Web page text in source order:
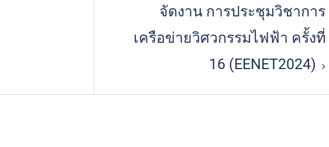
จัดงาน การประชุมวิชาการ
เครือข่ายวิศวกรรมไฟฟ้า ครั้งที่
16 (EENET2024)